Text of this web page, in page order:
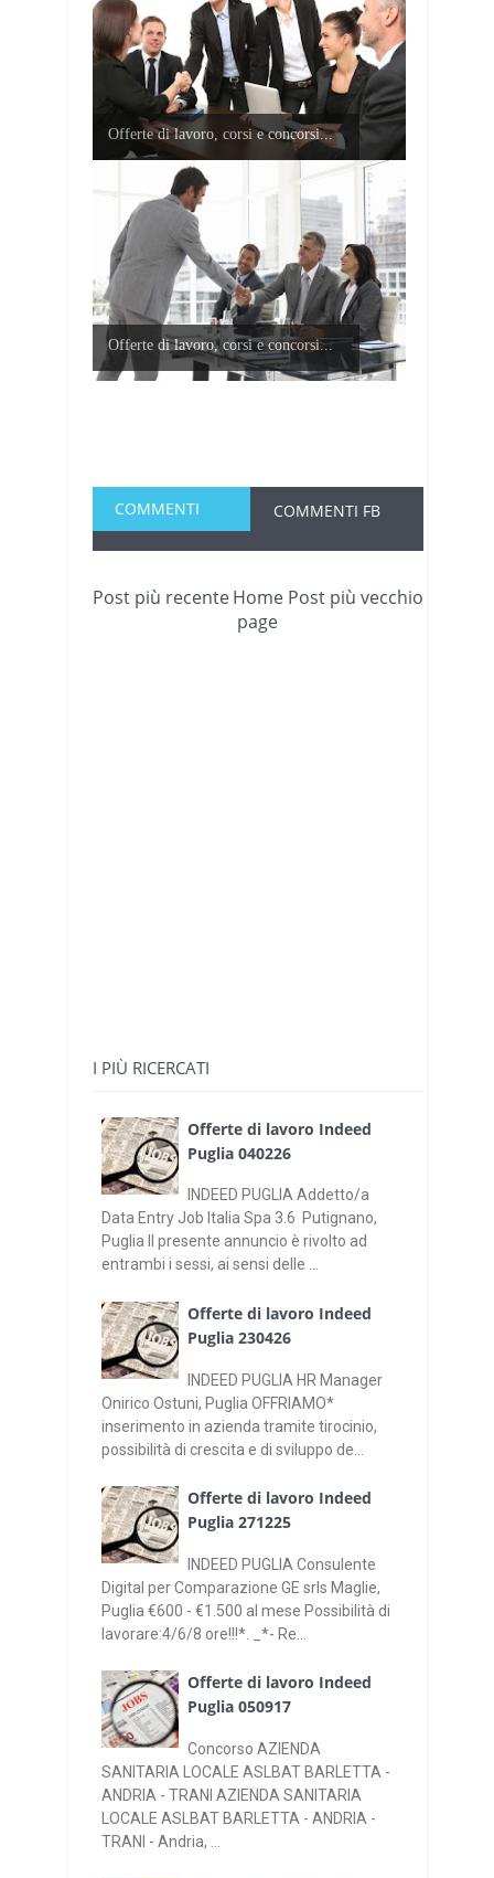
Offerte di lavoro, corsi e concorsi...
Offerte di lavoro, corsi e concorsi...
COMMENTI COMMENTI FB
Post più recente Post più vecchio
Home
page
I PIÙ RICERCATI
Offerte di lavoro Indeed
Puglia 040226
INDEED PUGLIA Addetto/a
Data Entry Job Italia Spa 3.6 Putignano,
Puglia Il presente annuncio è rivolto ad
entrambi i sessi, ai sensi delle ...
Offerte di lavoro Indeed
Puglia 230426
INDEED PUGLIA HR Manager
Onirico Ostuni, Puglia OFFRIAMO*
inserimento in azienda tramite tirocinio,
possibilità di crescita e di sviluppo de...
Offerte di lavoro Indeed
Puglia 271225
INDEED PUGLIA Consulente
Digital per Comparazione GE srls Maglie,
Puglia €600 - €1.500 al mese Possibilità di
lavorare:4/6/8 ore!!!*. _*- Re...
Offerte di lavoro Indeed
Puglia 050917
Concorso AZIENDA
SANITARIA LOCALE ASLBAT BARLETTA -
ANDRIA - TRANI AZIENDA SANITARIA
LOCALE ASLBAT BARLETTA - ANDRIA -
TRANI - Andria, ...